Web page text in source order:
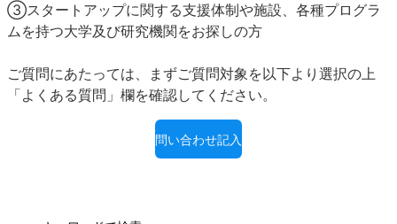
③スタートアップに関する支援体制や施設、各種プログラ
ムを持つ大学及び研究機関をお探しの方
ご質問にあたっては、まずご質問対象を以下より選択の上
「よくある質問」欄を確認してください。
問い合わせ記入